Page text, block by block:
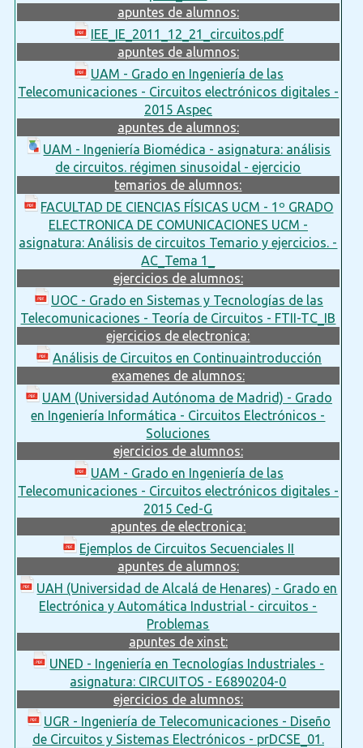
apuntes de alumnos:
IEE_IE_2011_12_21_circuitos.pdf
apuntes de alumnos:
UAM - Grado en Ingeniería de las
Telecomunicaciones - Circuitos electrónicos digitales -
2015 Aspec
apuntes de alumnos:
UAM - Ingeniería Biomédica - asignatura: análisis
de circuitos. régimen sinusoidal - ejercicio
temarios de alumnos:
FACULTAD DE CIENCIAS FÍSICAS UCM - 1º GRADO
ELECTRONICA DE COMUNICACIONES UCM -
asignatura: Análisis de circuitos Temario y ejercicios. -
AC_Tema 1_
ejercicios de alumnos:
UOC - Grado en Sistemas y Tecnologías de las
Telecomunicaciones - Teoría de Circuitos - FTII-TC_IB
ejercicios de electronica:
Análisis de Circuitos en Continuaintroducción
examenes de alumnos:
UAM (Universidad Autónoma de Madrid) - Grado
en Ingeniería Informática - Circuitos Electrónicos -
Soluciones
ejercicios de alumnos:
UAM - Grado en Ingeniería de las
Telecomunicaciones - Circuitos electrónicos digitales -
2015 Ced-G
apuntes de electronica:
Ejemplos de Circuitos Secuenciales II
apuntes de alumnos:
UAH (Universidad de Alcalá de Henares) - Grado en
Electrónica y Automática Industrial - circuitos -
Problemas
apuntes de xinst:
UNED - Ingeniería en Tecnologías Industriales -
asignatura: CIRCUITOS - E6890204-0
ejercicios de alumnos:
UGR - Ingeniería de Telecomunicaciones - Diseño
de Circuitos y Sistemas Electrónicos - prDCSE_01.